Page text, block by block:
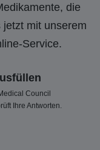
die
mit unserem
Service.
Council
Ihre Antworten.